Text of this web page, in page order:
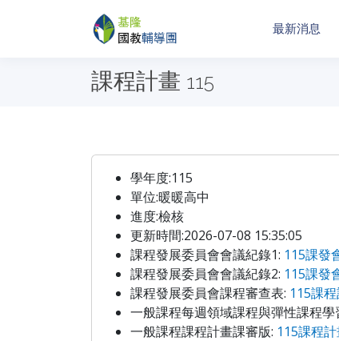
最新消息
課程計畫 115
學年度:115
單位:暖暖高中
進度:檢核
更新時間:2026-07-08 15:35:05
課程發展委員會會議紀錄1: 115課發
課程發展委員會會議紀錄2: 115課發
課程發展委員會課程審查表: 115課
一般課程每週領域課程與彈性課程學
一般課程課程計畫課審版: 115課程